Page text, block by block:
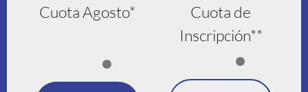
Cuota Agosto*
Cuota de
Inscripción**